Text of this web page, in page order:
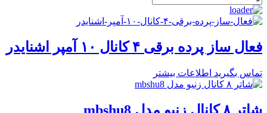
فعال ساز پرده برقی ۴ کانال ۱۰ آمپر اشنایدر
تماس بگیرید اطلاعات بیشتر